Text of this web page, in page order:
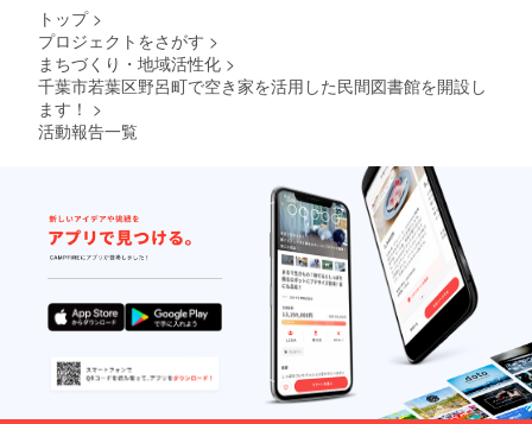
トップ >
プロジェクトをさがす >
まちづくり・地域活性化 >
千葉市若葉区野呂町で空き家を活用した民間図書館を開設し
ます！ >
活動報告一覧